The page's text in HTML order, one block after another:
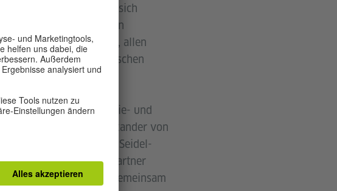
21. April 1992 haben sich
entwickelt, getragen von
Kultur, Wissenschaft, allen
als Brücke zwischen
Rumänische Industrie- und
die Alexander von
Stiftung, die Hanns-Seidel-
und viele weitere Partner
auf die wir Sie gemeinsam